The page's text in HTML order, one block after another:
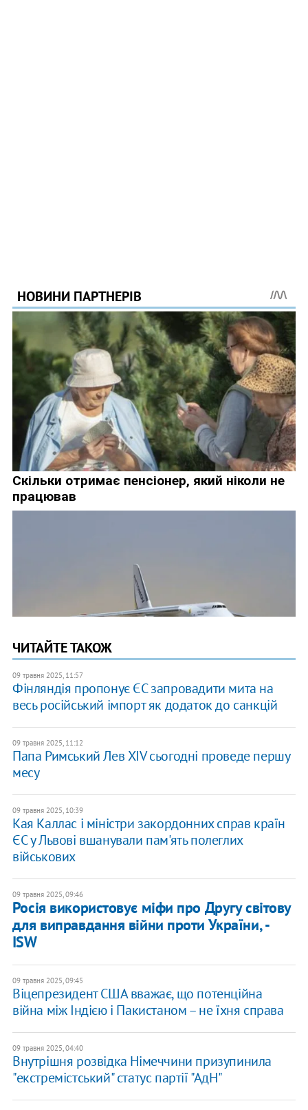
ЧИТАЙТЕ ТАКОЖ
09 травня 2025, 11:57
Фінляндія пропонує ЄС запровадити мита на
весь російський імпорт як додаток до санкцій
09 травня 2025, 11:12
Папа Римський Лев XIV сьогодні проведе першу
месу
09 травня 2025, 10:39
Кая Каллас і міністри закордонних справ країн
ЄС у Львові вшанували пам'ять полеглих
військових
09 травня 2025, 09:46
Росія використовує міфи про Другу світову
для виправдання війни проти України, -
ISW
09 травня 2025, 09:45
Віцепрезидент США вважає, що потенційна
війна між Індією і Пакистаном – не їхня справа
09 травня 2025, 04:40
Внутрішня розвідка Німеччини призупинила
"екстремістський" статус партії "АдН"